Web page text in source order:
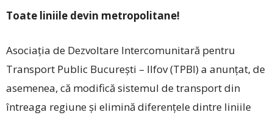
Toate liniile devin metropolitane!
Asociaţia de Dezvoltare Intercomunitară pentru
Transport Public Bucureşti – Ilfov (TPBI) a anunțat, de
asemenea, că modifică sistemul de transport din
întreaga regiune şi elimină diferenţele dintre liniile